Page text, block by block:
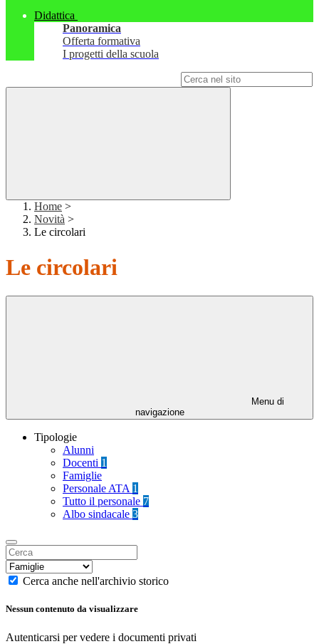
Didattica
Panoramica
Offerta formativa
I progetti della scuola
Home >
Novità >
Le circolari
Le circolari
Menu di
navigazione
Tipologie
Alunni
Docenti 1
Famiglie
Personale ATA 1
Tutto il personale 7
Albo sindacale 3
Cerca anche nell'archivio storico
Nessun contenuto da visualizzare
Autenticarsi per vedere i documenti privati